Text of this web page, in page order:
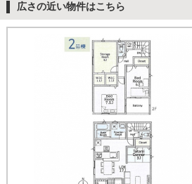
広さの近い物件はこちら